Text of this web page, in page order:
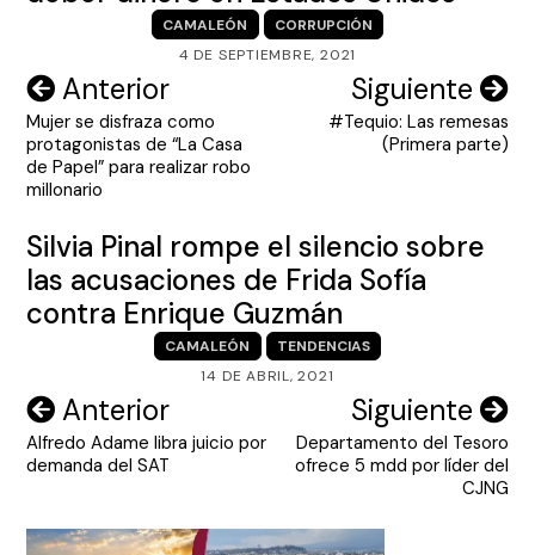
VIDEOS
CAMALEÓN
CORRUPCIÓN
4 DE SEPTIEMBRE, 2021
Navegación
de
entradas
Anterior
Mujer se disfraza como
protagonistas de “La Casa
de Papel” para realizar robo
millonario
Siguiente
#Tequio: Las remesas
(Primera parte)
Silvia Pinal rompe el silencio sobre
las acusaciones de Frida Sofía
contra Enrique Guzmán
CAMALEÓN
TENDENCIAS
14 DE ABRIL, 2021
Navegación
de
Anterior
Alfredo Adame libra juicio por
demanda del SAT
Siguiente
Departamento del Tesoro
ofrece 5 mdd por líder del
CJNG